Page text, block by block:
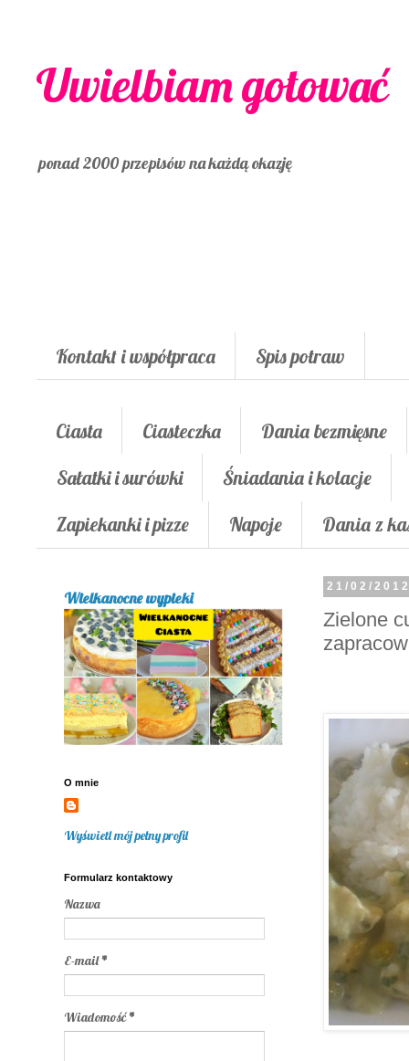
Uwielbiam gotować
ponad 2000 przepisów na każdą okazję
Kontakt i współpraca Spis potraw
Ciasta Ciasteczka
Dania bezmięsne
Sałatki i surówki
Śniadania i kolacje
Zapiekanki i pizze
Napoje Dania z
21/02/
Zielone
Wielkanocne wypieki
O mnie
Wyświetl mój pełny profil
Formularz kontaktowy
Nazwa
E-mail*
Wiadomość*